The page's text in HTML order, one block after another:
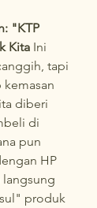
"KTP
Kita Ini
tapi
kemasan
diberi
di
pun
HP
langsung
produk